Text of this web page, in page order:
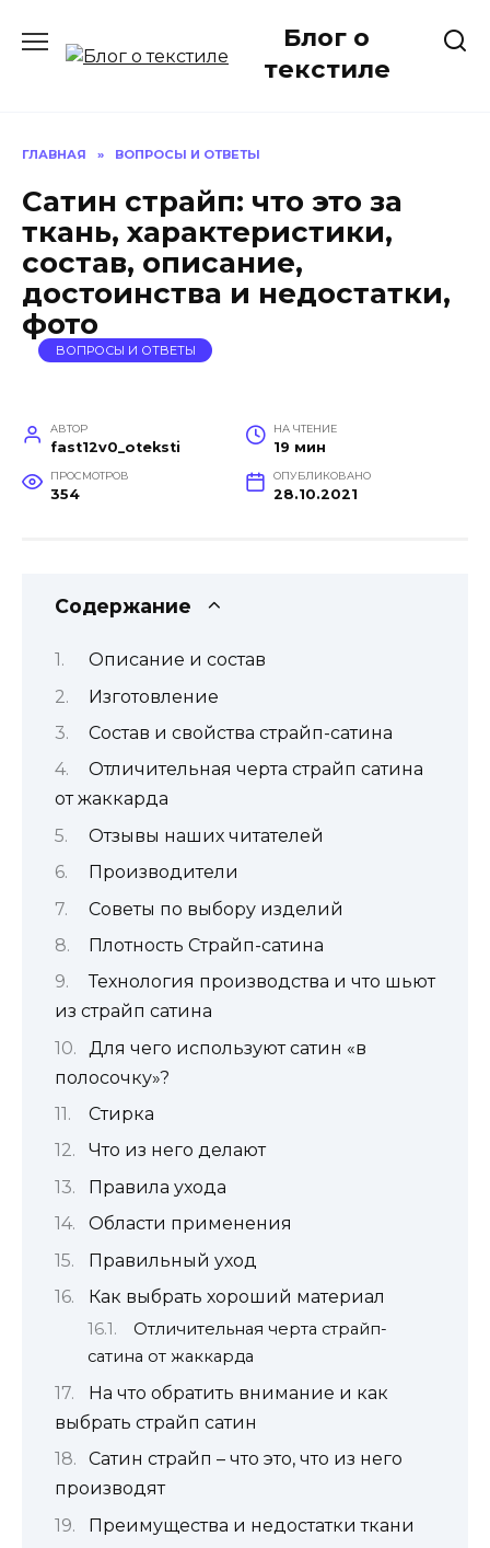
содержанию
Блог о
текстиле
ГЛАВНАЯ » ВОПРОСЫ И ОТВЕТЫ
Сатин страйп: что это за
ткань, характеристики,
состав, описание,
достоинства и недостатки,
фото
ВОПРОСЫ И ОТВЕТЫ
АВТОР
fast12v0_oteksti
НА ЧТЕНИЕ
19 мин
ПРОСМОТРОВ
354
ОПУБЛИКОВАНО
28.10.2021
Содержание
Описание и состав
Изготовление
Состав и свойства страйп-сатина
Отличительная черта страйп сатина
от жаккарда
Отзывы наших читателей
Производители
Советы по выбору изделий
Плотность Страйп-сатина
Технология производства и что шьют
из страйп сатина
Для чего используют сатин «в
полосочку»?
Стирка
Что из него делают
Правила ухода
Области применения
Правильный уход
Как выбрать хороший материал
Отличительная черта страйп-
сатина от жаккарда
На что обратить внимание и как
выбрать страйп сатин
Сатин страйп – что это, что из него
производят
Преимущества и недостатки ткани